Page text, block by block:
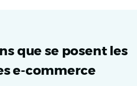
que se posent les
e-commerce